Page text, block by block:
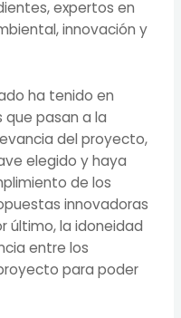
expertos en
innovación y
ha tenido en
que pasan a la
del proyecto,
elegido y haya
de los
innovadoras
último, la idoneidad
entre los
para poder